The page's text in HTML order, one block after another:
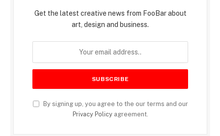
Get the latest creative news from FooBar about
art, design and business.
By signing up, you agree to the our terms and our
Privacy Policyagreement.